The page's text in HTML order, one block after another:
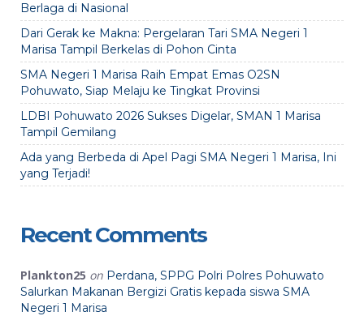
Berlaga di Nasional
Dari Gerak ke Makna: Pergelaran Tari SMA Negeri 1
Marisa Tampil Berkelas di Pohon Cinta
SMA Negeri 1 Marisa Raih Empat Emas O2SN
Pohuwato, Siap Melaju ke Tingkat Provinsi
LDBI Pohuwato 2026 Sukses Digelar, SMAN 1 Marisa
Tampil Gemilang
Ada yang Berbeda di Apel Pagi SMA Negeri 1 Marisa, Ini
yang Terjadi!
Recent Comments
Plankton25 on Perdana, SPPG Polri Polres Pohuwato
Salurkan Makanan Bergizi Gratis kepada siswa SMA
Negeri 1 Marisa